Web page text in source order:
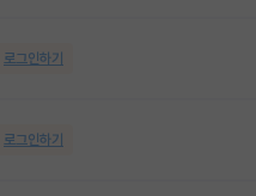
로그인하기
로그인하기